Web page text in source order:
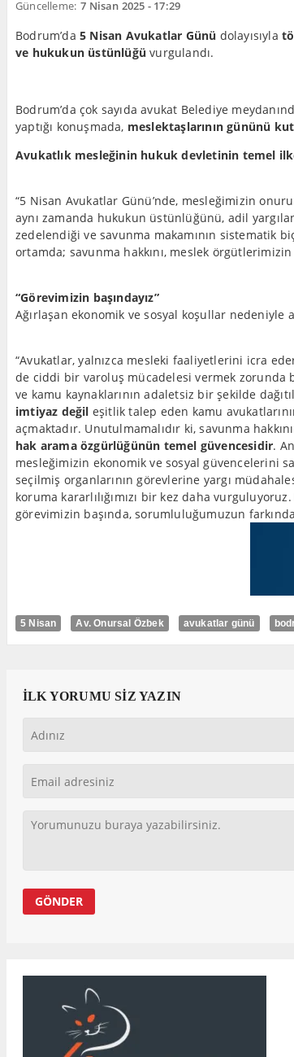
Güncelleme: 7 Nisan 2025 - 17:29
Bodrum’da 5 Nisan Avukatlar Günü dolayısıyla
ve hukukun üstünlüğü vurgulandı.
Bodrum’da çok sayıda avukat Belediye
yaptığı konuşmada, meslektaşlarının gününü
Avukatlık mesleğinin hukuk devletinin temel
“5 Nisan Avukatlar Günü’nde, mesleğimizin
aynı zamanda hukukun üstünlüğünü, adil
zedelendiği ve savunma makamının sistematik
ortamda; savunma hakkını, meslek
“Görevimizin başındayız”
Ağırlaşan ekonomik ve sosyal koşullar nedeniyle
“Avukatlar, yalnızca mesleki faaliyetlerini icra
de ciddi bir varoluş mücadelesi vermek zorunda
ve kamu kaynaklarının adaletsiz bir şekilde
imtiyaz değil eşitlik talep eden kamu
açmaktadır. Unutulmamalıdır ki, savunma
hak arama özgürlüğünün temel güvencesidir.
mesleğimizin ekonomik ve sosyal güvencelerini
seçilmiş organlarının görevlerine yargı
koruma kararlılığımızı bir kez daha vurguluyoruz.
görevimizin başında, sorumluluğumuzun
5 Nisan Av. Onursal Özbek avukatlar günü
İLK YORUMU SİZ YAZIN